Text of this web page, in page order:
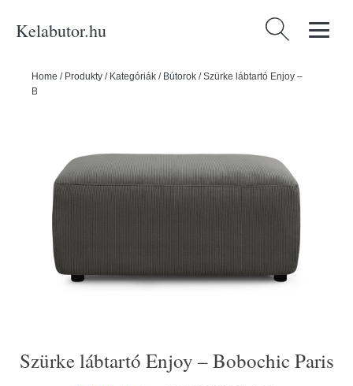
Kelabutor.hu Keresés:
Home / Produkty / Kategóriák / Bútorok /Szürke lábtartó Enjoy –
Bobochic Paris
Szürke lábtartó Enjoy – Bobochic Paris